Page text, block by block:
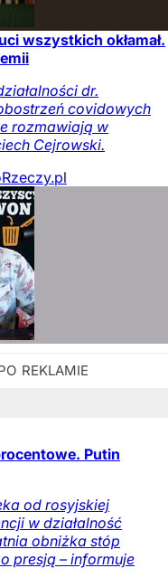
wszystkich okłamał.
dr.
covidowych
rozmawiają w
Cejrowski.
Putin
od rosyjskiej
w działalność
obniżka stóp
presją – informuje